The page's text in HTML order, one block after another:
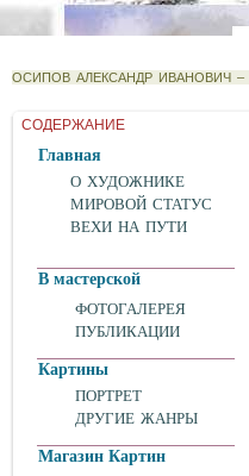
ОСИПОВ АЛЕКСАНДР ИВАНОВИЧ –
СОДЕРЖАНИЕ
Главная
О ХУДОЖНИКЕ
МИРОВОЙ СТАТУС
ВЕХИ НА ПУТИ
В мастерской
ФОТОГАЛЕРЕЯ
ПУБЛИКАЦИИ
Картины
ПОРТРЕТ
ДРУГИЕ ЖАНРЫ
Магазин Картин